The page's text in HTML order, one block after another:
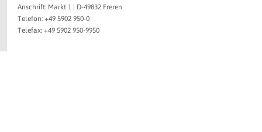
Anschrift: Markt 1 | D-49832 Freren
Telefon: +49 5902 950-0
Telefax: +49 5902 950-9950